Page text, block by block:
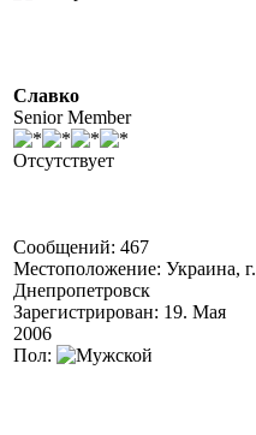
Славко
Senior Member
Отсутствует
Сообщений: 467
Местоположение: Украина, г.
Днепропетровск
Зарегистрирован: 19. Мая
2006
Пол: